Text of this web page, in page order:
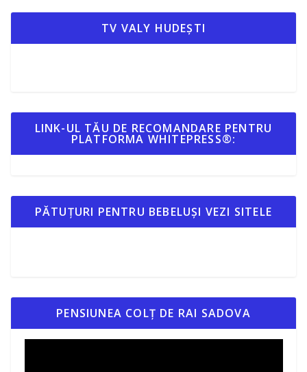
TV VALY HUDEȘTI
LINK-UL TĂU DE RECOMANDARE PENTRU
PLATFORMA WHITEPRESS®:
PĂTUȚURI PENTRU BEBELUȘI VEZI SITELE
PENSIUNEA COLȚ DE RAI SADOVA